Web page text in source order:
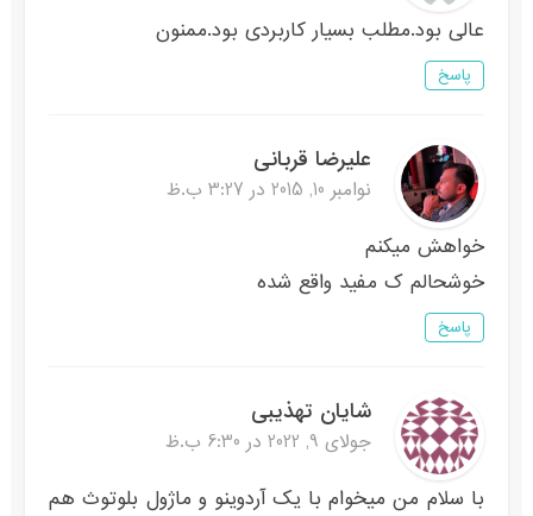
عالی بود.مطلب بسیار کاربردی بود.ممنون
پاسخ
علیرضا قربانی
نوامبر 10, 2015 در 3:27 ب.ظ
خواهش میکنم
خوشحالم ک مفید واقع شده
پاسخ
شایان تهذیبی
جولای 9, 2022 در 6:30 ب.ظ
با سلام من میخوام با یک آردوینو و ماژول بلوتوث هم